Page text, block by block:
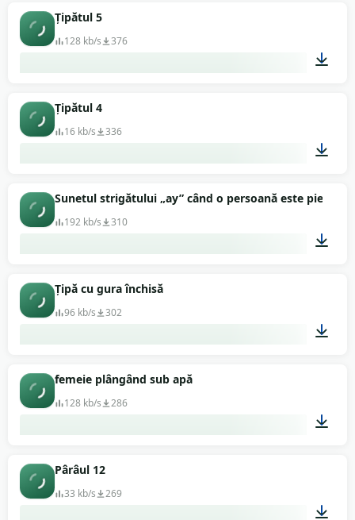
Țipătul 5
128 kb/s 376
Țipătul 4
16 kb/s 336
00:02
Sunetul strigătului „ay” când o persoană este pierdută
192 kb/s 310
Țipă cu gura închisă
96 kb/s 302
femeie plângând sub apă
128 kb/s 286
Pârâul 12
33 kb/s 269